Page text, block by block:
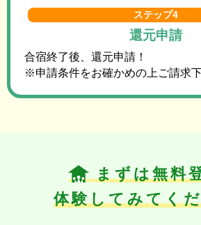
ステップ4
還元申請
合宿終了後、還元申請！
※申請条件をお確かめの上ご請求下
まずは無料
体験してみてく